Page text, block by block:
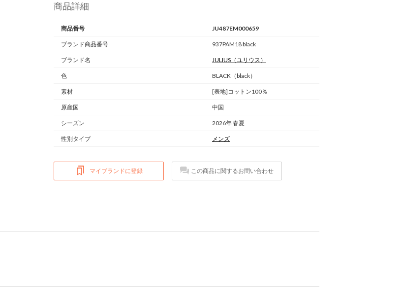
商品詳細
商品番号 JU487EM000659
ブランド商品番号 937PAM18 black
ブランド名 JULIUS （ユリウス）
色 BLACK（black）
素材 [表地]コットン100％
原産国 中国
シーズン 2026年 春夏
性別タイプ メンズ
マイブランドに登録 この商品に関するお問い合わせ